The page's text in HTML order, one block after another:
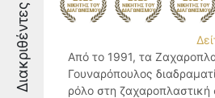
Διακριθέντες
Από το 1991, τα
Γουναρόπουλος
ρόλο στη ζαχαροπλαστική